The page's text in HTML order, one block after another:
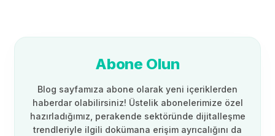
Abone Olun
Blog sayfamıza abone olarak yeni içeriklerden
haberdar olabilirsiniz! Üstelik abonelerimize özel
hazırladığımız, perakende sektöründe dijitalleşme
trendleriyle ilgili dokümana erişim ayrıcalığını da